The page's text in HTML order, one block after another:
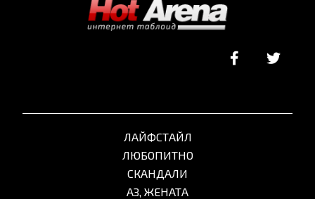
ЛАЙФСТАЙЛ
ЛЮБОПИТНО
СКАНДАЛИ
АЗ, ЖЕНАТА